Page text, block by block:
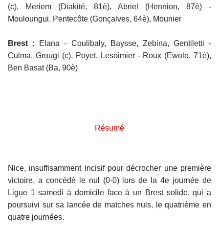
(c), Meriem (Diakité, 81è), Abriel (Hennion, 87è) -
Mouloungui, Pentecôte (Gonçalves, 64è), Mounier
Brest : Elana - Coulibaly, Baysse, Zebina, Gentiletti -
Culma, Grougi (c), Poyet, Lesoimier - Roux (Ewolo, 71è),
Ben Basat (Ba, 90è)
Résumé
Nice, insuffisamment incisif pour décrocher une première
victoire, a concédé le nul (0-0) lors de la 4e journée de
Ligue 1 samedi à domicile face à un Brest solide, qui a
poursuivi sur sa lancée de matches nuls, le quatrième en
quatre journées.